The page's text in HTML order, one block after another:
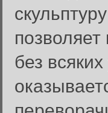
без